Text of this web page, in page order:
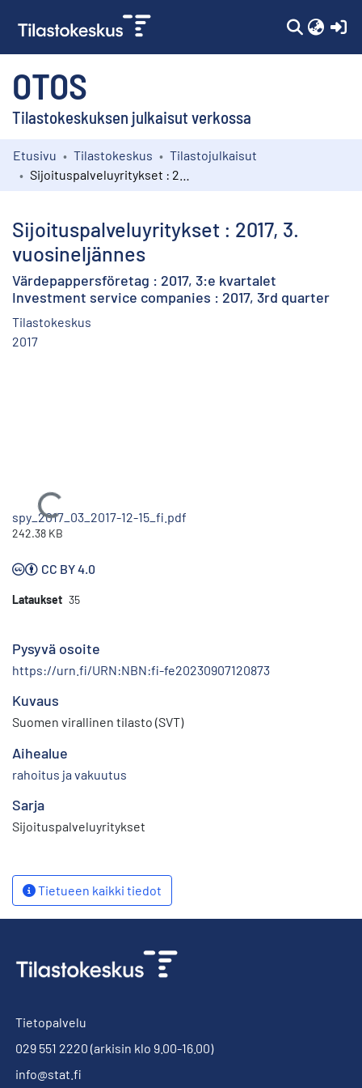
OTOS
Tilastokeskuksen julkaisut verkossa
Kokoelmat
Etusivu Tilastokeskus
Tilastojulkaisut
Sijoituspalveluyritykset : 2017, 3.
vuosineljännes
Värdepappersföretag : 2017, 3:e kvartalet
Investment service companies : 2017, 3rd quarter
Tilastokeskus
2017
Ladataan...
spy_2017_03_2017-12-15_fi.pdf
242.38 KB
CC BY 4.0
Lataukset 35
Pysyvä osoite
https://urn.fi/URN:NBN:fi-fe20230907120873
Kuvaus
Suomen virallinen tilasto (SVT)
Aihealue
rahoitus ja vakuutus
Sarja
Sijoituspalveluyritykset
Tietueen kaikki tiedot
Tietopalvelu
029 551 2220 (arkisin klo 9.00-16.00)
info@stat.fi